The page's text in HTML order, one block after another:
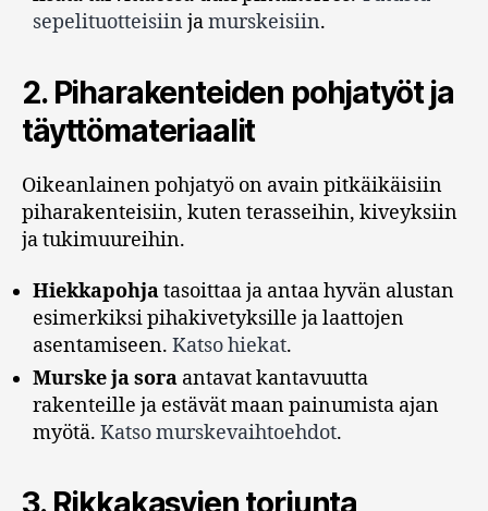
sepelituotteisiin jamurskeisiin.
2. Piharakenteiden pohjatyöt ja
täyttömateriaalit
Oikeanlainen pohjatyö on avain pitkäikäisiin
piharakenteisiin, kuten terasseihin, kiveyksiin
ja tukimuureihin.
Hiekkapohjatasoittaa ja antaa hyvän alustan
esimerkiksi pihakivetyksille ja laattojen
asentamiseen. Katso hiekat.
Murske ja sora antavat kantavuutta
rakenteille ja estävät maan painumista ajan
myötä. Katso murskevaihtoehdot.